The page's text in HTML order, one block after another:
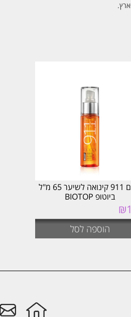
סרום 911 קינואה לשיער 65 מ"ל
ביוטופ BIOTOP
₪
הוספה לסל